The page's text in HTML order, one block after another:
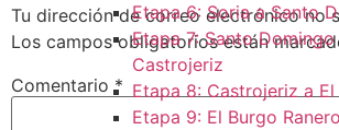
Etapa 6: Soria a Santo
Etapa 7: Santo
Castrojeriz
Etapa 8: Castrojeriz a El
Etapa 9: El Burgo
Tu dirección de correo electrónico no
Los campos obligatorios están
Comentario*